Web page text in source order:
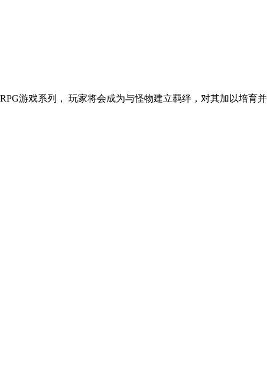
游戏系列， 玩家将会成为与怪物建立羁绊，对其加以培育